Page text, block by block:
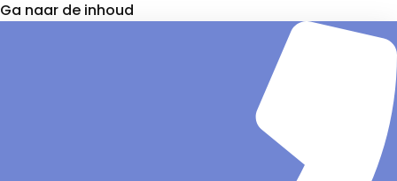
Ga naar de inhoud